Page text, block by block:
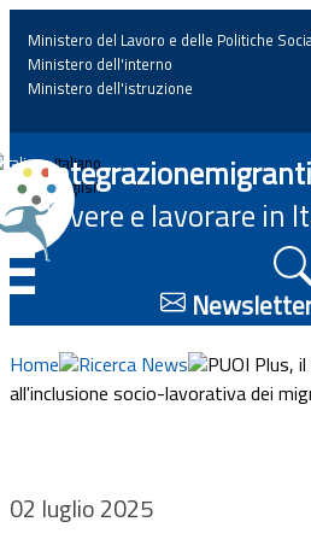
Home
News
Approfondimenti
Eventi
Progetti
Ministero del Lavoro e delle Politiche
Ministero dell'interno
Ministero dell'istruzione
Italiano
English
Vivere e lavorare in
Home Ricerca News
PUOI Plus,
all'inclusione socio-lavorativa dei
02 luglio 2025